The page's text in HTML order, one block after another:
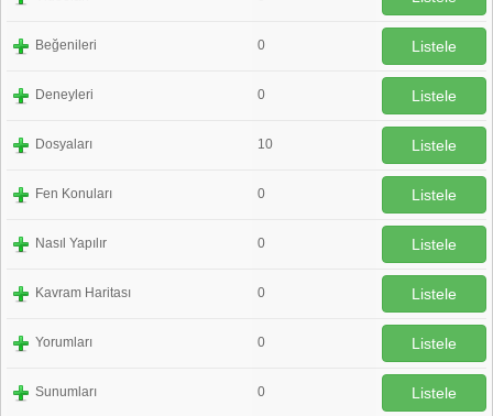
Beğenileri 0 Listele
Deneyleri 0 Listele
Dosyaları 10 Listele
Fen Konuları 0 Listele
Nasıl Yapılır 0 Listele
Kavram Haritası 0 Listele
Yorumları 0 Listele
Sunumları 0 Listele